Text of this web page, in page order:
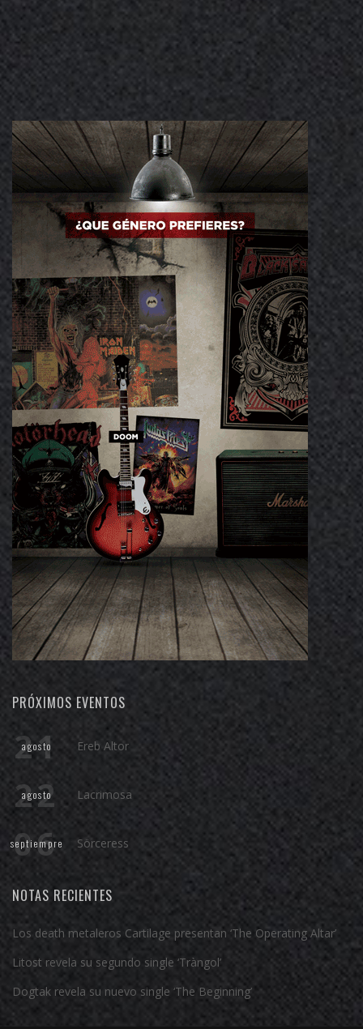
PRÓXIMOS EVENTOS
21
agosto Ereb Altor
22
agosto Lacrimosa
06
septiempre Sörceress
NOTAS RECIENTES
Los death metaleros Cartilage presentan ‘The Operating Altar’
Litost revela su segundo single ‘Tràngol’
Dogtak revela su nuevo single ‘The Beginning’